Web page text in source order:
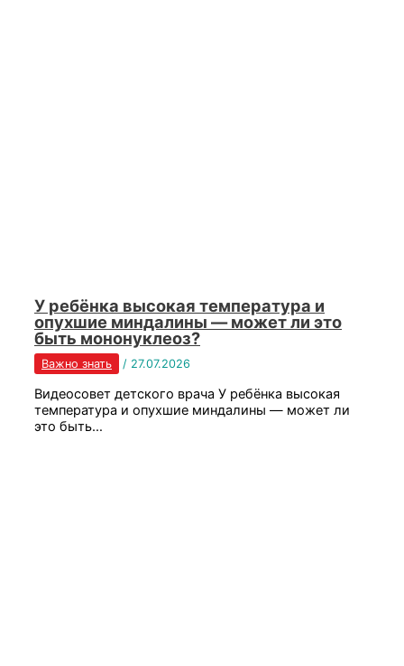
У ребёнка высокая температура и
опухшие миндалины — может ли это
быть мононуклеоз?
Важно знать / 27.07.2026
Видеосовет детского врача У ребёнка высокая
температура и опухшие миндалины — может ли
это быть…